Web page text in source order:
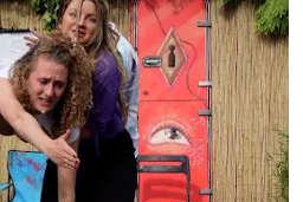
und der Bedeutung des Individuums
angeregt werden.